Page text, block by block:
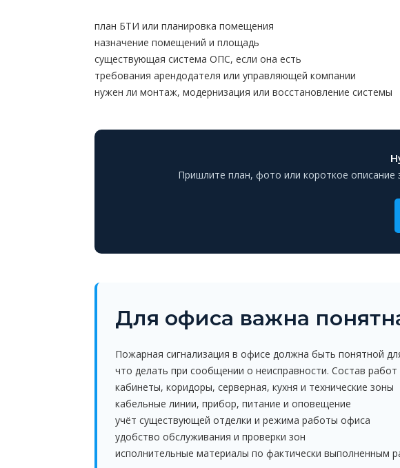
план БТИ или планировка помещения
назначение помещений и площадь
существующая система ОПС, если она есть
требования арендодателя или управляющей компании
нужен ли монтаж, модернизация или восстановление системы
Пришлите план, фото или короткое
Для офиса важна
Пожарная сигнализация в офисе должна быть понятной
что делать при сообщении о неисправности. Состав
кабинеты, коридоры, серверная, кухня и технические зоны
кабельные линии, прибор, питание и оповещение
учёт существующей отделки и режима работы офиса
удобство обслуживания и проверки зон
исполнительные материалы по фактически выполненным